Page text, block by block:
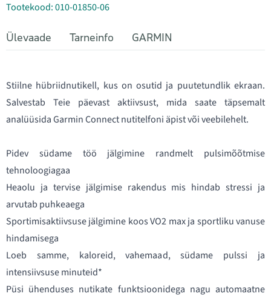
Tootekood: 010-01850-06
Ülevaade Tarneinfo GARMIN
Stiilne hübriidnutikell, kus on osutid ja puutetundlik ekraan.
Salvestab Teie päevast aktiivsust, mida saate täpsemalt
analüüsida Garmin Connect nutitelfoni äpist või veebilehelt.
Pidev südame töö jälgimine randmelt pulsimõõtmise
tehnoloogiagaa
Heaolu ja tervise jälgimise rakendus mis hindab stressi ja
arvutab puhkeaega
Sportimisaktiivsuse jälgimine koos VO2 max ja sportliku vanuse
hindamisega
Loeb samme, kaloreid, vahemaad, südame pulssi ja
intensiivsuse minuteid*
Püsi ühenduses nutikate funktsioonidega nagu automaatne